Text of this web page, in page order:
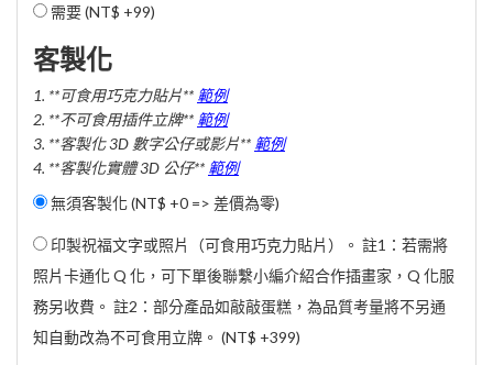
需要 (NT$ +99)
客製化
1. **可食用巧克力貼片** 範例
2. **不可食用插件立牌** 範例
3. **客製化 3D 數字公仔或影片** 範例
4. **客製化實體 3D 公仔** 範例
無須客製化 (NT$ +0 => 差價為零)
印製祝福文字或照片（可食用巧克力貼片）。 註1：若需將
照片卡通化 Q 化，可下單後聯繫小編介紹合作插畫家，Q 化服
務另收費。 註2：部分產品如敲敲蛋糕，為品質考量將不另通
知自動改為不可食用立牌。 (NT$ +399)